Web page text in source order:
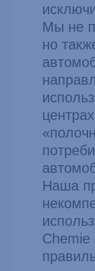
Мы не
но
Наша
Chemie